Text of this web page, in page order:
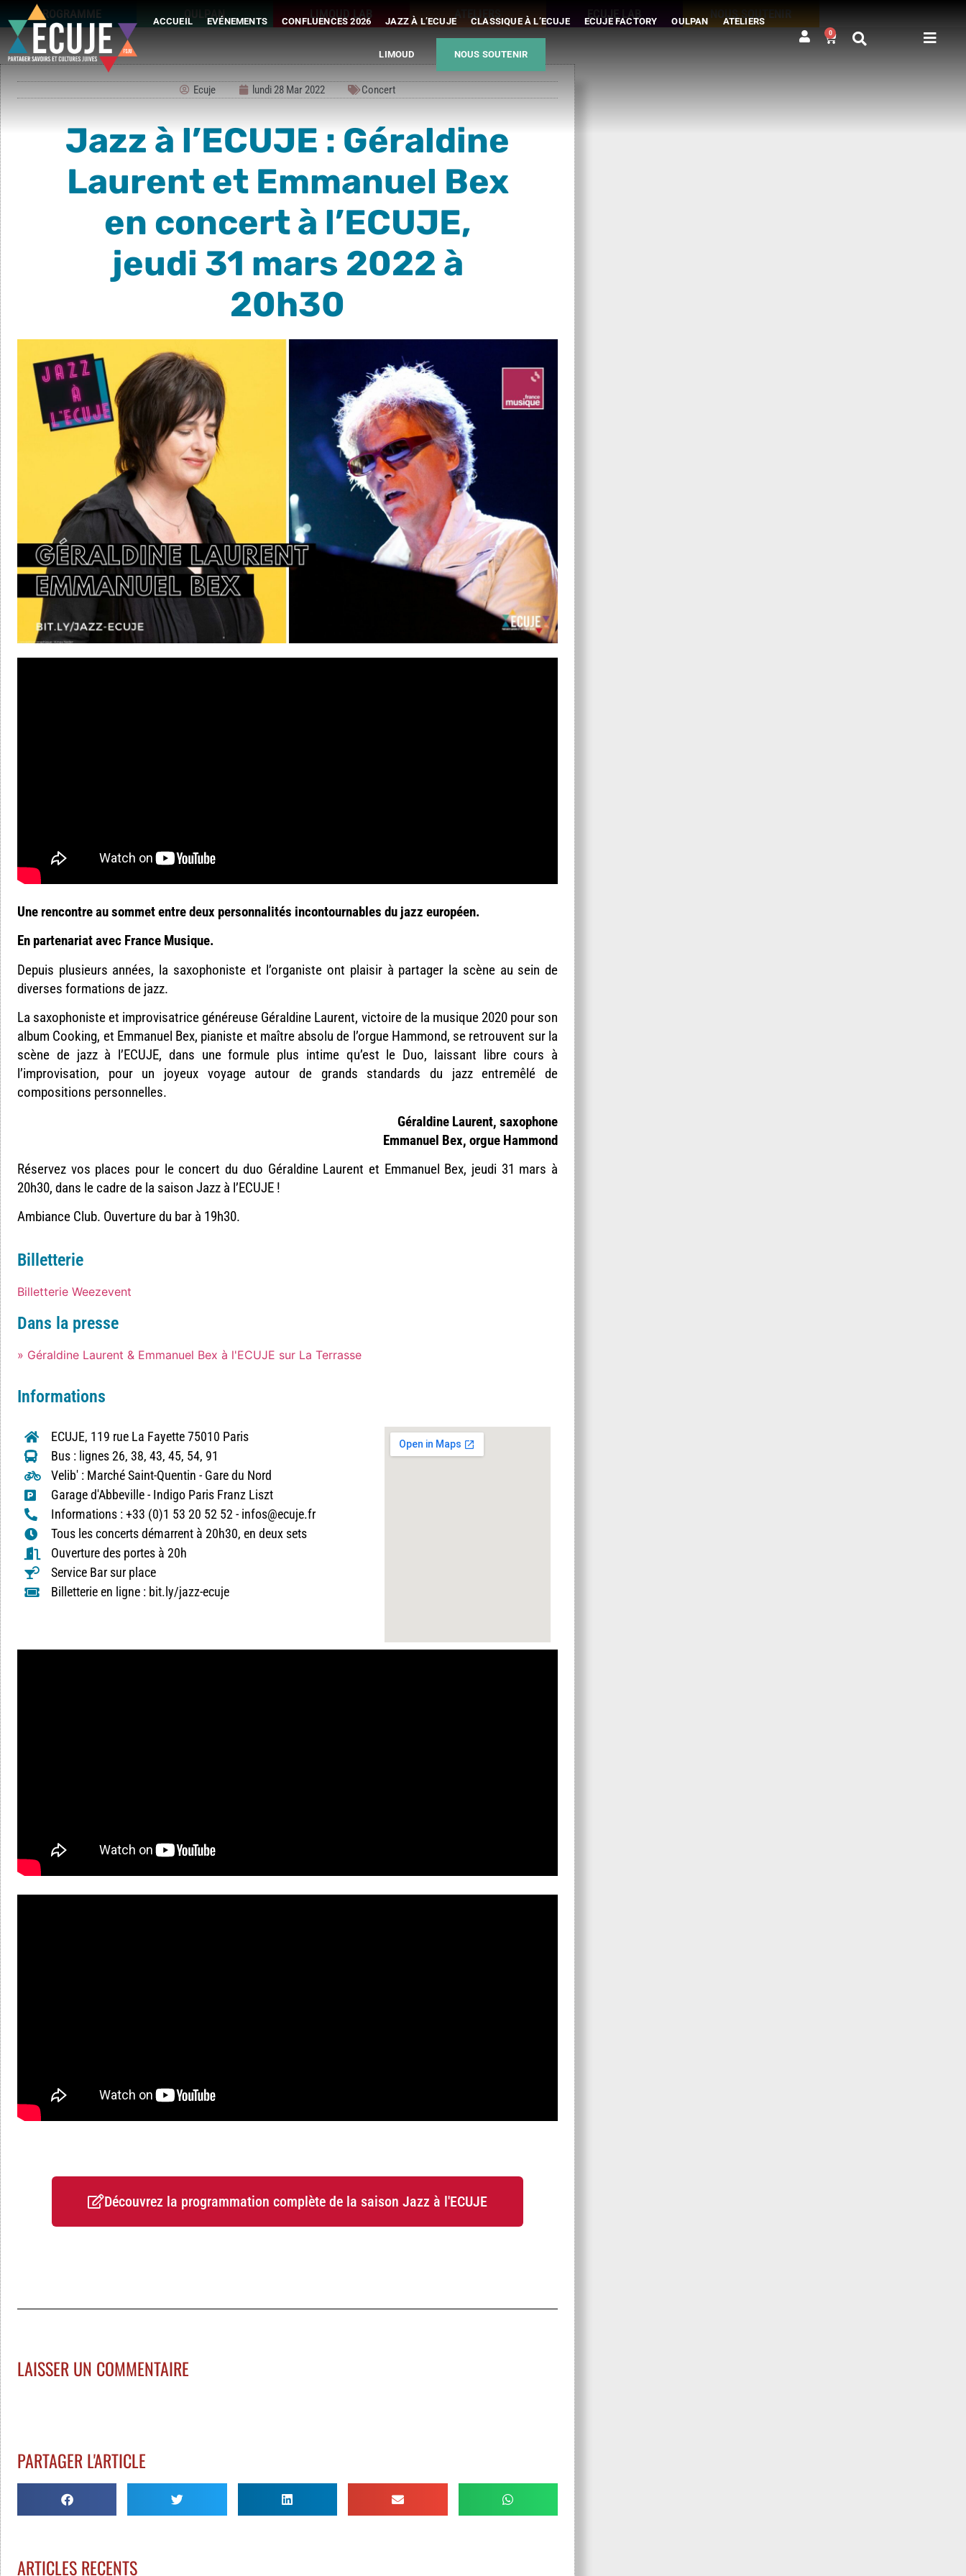
ACCUEIL EVÉNEMENTS CONFLUENCES 2026 JAZZ À L’ECUJE CLASSIQUE À L’ECUJE ECUJE FACTORY OULPAN ATELIERS
LIMOUD NOUS SOUTENIR
0
PROGRAMME OULPAN LIMOUD LAB ATELIERS ECUJE LAB NOUS SOUTENIR
Ecuje lundi 28 Mar 2022 Concert
Jazz à l’ECUJE : Géraldine
Laurent et Emmanuel Bex
en concert à l’ECUJE,
jeudi 31 mars 2022 à
20h30
Une rencontre au sommet entre deux personnalités incontournables du jazz européen.
En partenariat avec France Musique.
Depuis plusieurs années, la saxophoniste et l’organiste ont plaisir à partager la scène au sein de
diverses formations de jazz.
La saxophoniste et improvisatrice généreuse Géraldine Laurent, victoire de la musique 2020 pour son
album Cooking, et Emmanuel Bex, pianiste et maître absolu de l’orgue Hammond, se retrouvent sur la
scène de jazz à l’ECUJE, dans une formule plus intime qu’est le Duo, laissant libre cours à
l’improvisation, pour un joyeux voyage autour de grands standards du jazz entremêlé de
compositions personnelles.
Géraldine Laurent, saxophone
Emmanuel Bex, orgue Hammond
Réservez vos places pour le concert du duo Géraldine Laurent et Emmanuel Bex, jeudi 31 mars à
20h30, dans le cadre de la saison Jazz à l’ECUJE !
Ambiance Club. Ouverture du bar à 19h30.
Billetterie
Billetterie Weezevent
Dans la presse
» Géraldine Laurent & Emmanuel Bex à l'ECUJE sur La Terrasse
Informations
ECUJE, 119 rue La Fayette 75010 Paris
Bus : lignes 26, 38, 43, 45, 54, 91
Velib' : Marché Saint-Quentin - Gare du Nord
Garage d'Abbeville - Indigo Paris Franz Liszt
Informations : +33 (0)1 53 20 52 52 - infos@ecuje.fr
Tous les concerts démarrent à 20h30, en deux sets
Ouverture des portes à 20h
Service Bar sur place
Billetterie en ligne : bit.ly/jazz-ecuje
Découvrez la programmation complète de la saison Jazz à l'ECUJE
LAISSER UN COMMENTAIRE
PARTAGER L'ARTICLE
ARTICLES RECENTS